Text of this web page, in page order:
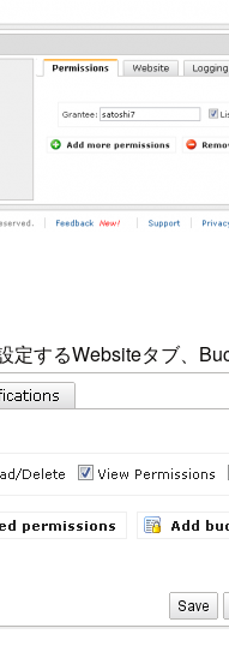
するWebsiteタブ、